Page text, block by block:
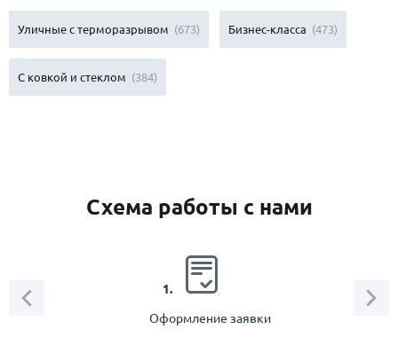
Уличные с терморазрывом (673) Бизнес-класса (473)
С ковкой и стеклом (384)
Схема работы с нами
1.
Оформление заявки